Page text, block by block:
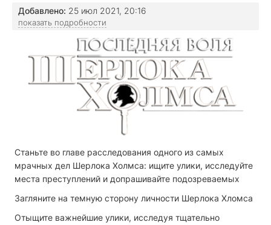
Добавлено: 25 июл 2021, 20:16
показать подробности
Станьте во главе расследования одного из самых
мрачных дел Шерлока Холмса: ищите улики, исследуйте
места преступлений и допрашивайте подозреваемых
Загляните на темную сторону личности Шерлока Хломса
Отыщите важнейшие улики, исследуя тщательно